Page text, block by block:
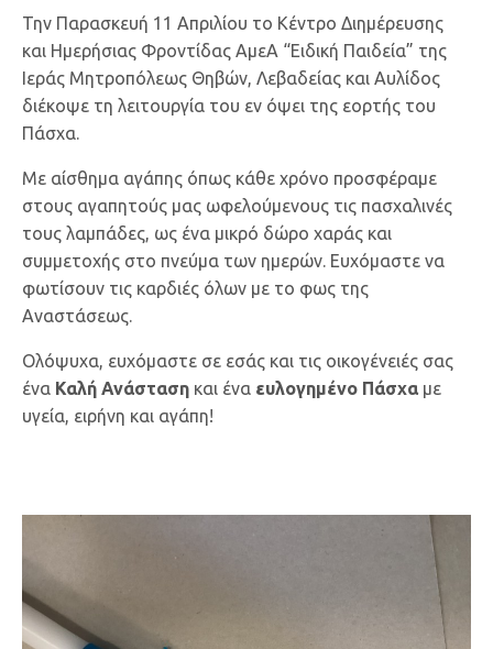
Την Παρασκευή 11 Απριλίου το Κέντρο Διημέρευσης
και Ημερήσιας Φροντίδας ΑμεΑ “Ειδική Παιδεία” της
Ιεράς Μητροπόλεως Θηβών, Λεβαδείας και Αυλίδος
διέκοψε τη λειτουργία του εν όψει της εορτής του
Πάσχα.
Με αίσθημα αγάπης όπως κάθε χρόνο προσφέραμε
στους αγαπητούς μας ωφελούμενους τις πασχαλινές
τους λαμπάδες, ως ένα μικρό δώρο χαράς και
συμμετοχής στο πνεύμα των ημερών. Ευχόμαστε να
φωτίσουν τις καρδιές όλων με το φως της
Αναστάσεως.
Ολόψυχα, ευχόμαστε σε εσάς και τις οικογένειές σας
ένα Καλή Ανάσταση και ένα ευλογημένο Πάσχα με
υγεία, ειρήνη και αγάπη!